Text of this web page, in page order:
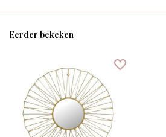
Eerder bekeken